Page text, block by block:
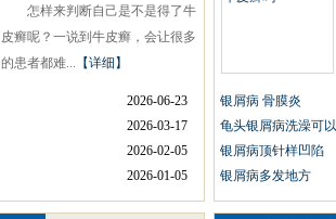
怎样来判断自己是不是得了牛
皮癣呢？一说到牛皮癣，会让很多
的患者都难... 【详细】
2026-06-23
2026-03-17
2026-02-05
2026-01-05
银屑病 骨膜炎
龟头银屑病洗澡可以
银屑病顶针样凹陷
银屑病多发地方